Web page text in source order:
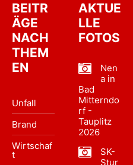
BEITR
ÄGE
NACH
THEM
EN
Unfall
Brand
Wirtschaf
t
AKTUE
LLE
FOTOS
Nen
a in
Bad
Mitterndo
rf -
Tauplitz
2026
SK-
Stur